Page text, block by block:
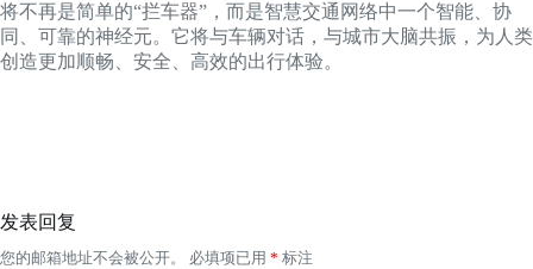
将不再是简单的“拦车器”，而是智慧交通网络中一个智能、协
同、可靠的神经元。它将与车辆对话，与城市大脑共振，为人类
创造更加顺畅、安全、高效的出行体验。
发表回复
您的邮箱地址不会被公开。 必填项已用 * 标注